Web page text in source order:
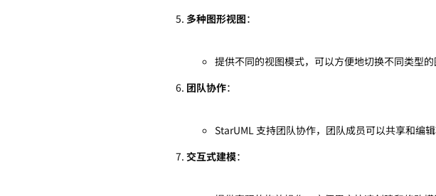
多种图形视图：
提供不同的视图模式，可以方便地切换不同类型
团队协作：
StarUML 支持团队协作，团队成员可以共享和编
交互式建模：